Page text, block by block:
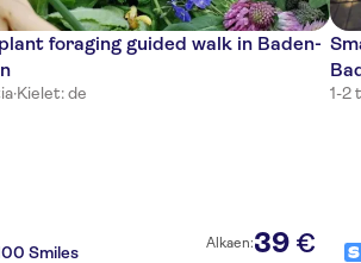
foraging guided walk in Baden-
·Kielet: de
Smiles Alkaen:39 €
1-2